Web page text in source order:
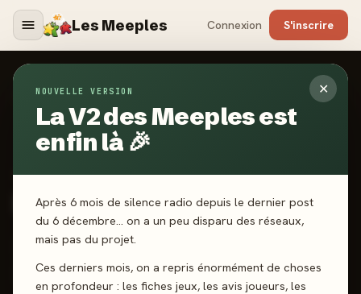
Les Meeples Connexion S'inscrire
✕
NOUVELLE VERSION
La V2 des Meeples est
enfin là 🎉
Après 6 mois de silence radio depuis le dernier post
du 6 décembre… on a un peu disparu des réseaux,
mais pas du projet.
Ces derniers mois, on a repris énormément de choses
en profondeur : les fiches jeux, les avis joueurs, les
Jeux/From The Moon
2024·LA BOÎTE DE JEU
From The Moon
1-4 joueurs 14 ans+
Pose d’ouvriers